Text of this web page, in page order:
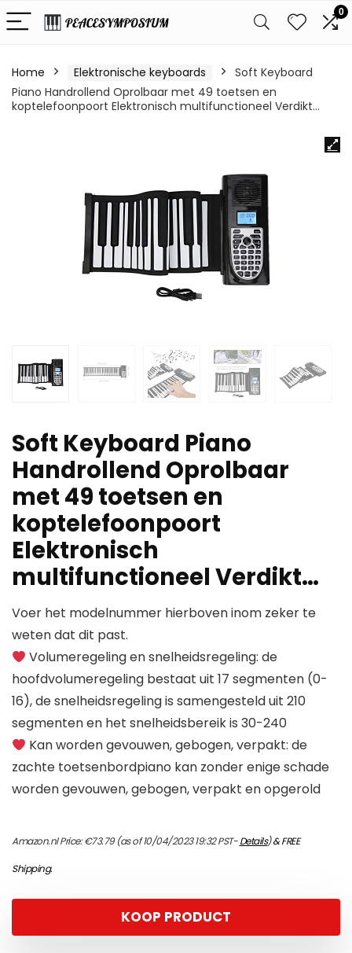
0
Home Elektronische keyboards
Soft Keyboard
Piano Handrollend Oprolbaar met 49 toetsen en
koptelefoonpoort Elektronisch multifunctioneel Verdikt…
Soft Keyboard Piano
Handrollend Oprolbaar
met 49 toetsen en
koptelefoonpoort
Elektronisch
multifunctioneel Verdikt…
Voer het modelnummer hierboven inom zeker te
weten dat dit past.
Volumeregeling en snelheidsregeling: de
hoofdvolumeregeling bestaat uit 17 segmenten (0-
16), de snelheidsregeling is samengesteld uit 210
segmenten en het snelheidsbereik is 30-240
Kan worden gevouwen, gebogen, verpakt: de
zachte toetsenbordpiano kan zonder enige schade
worden gevouwen, gebogen, verpakt en opgerold
Amazon.nl Price:€73.79(as of 10/04/2023 19:32 PST-Details)&FREE
Shipping.
KOOP PRODUCT